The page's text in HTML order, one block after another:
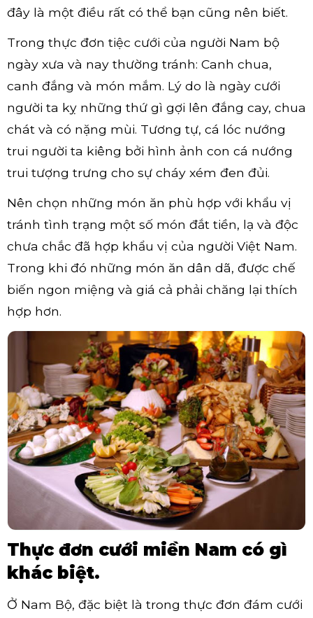
đây là một điều rất có thể bạn cũng nên biết.
Trong thực đơn tiệc cưới của người Nam bộ
ngày xưa và nay thường tránh: Canh chua,
canh đắng và món mắm. Lý do là ngày cưới
người ta kỵ những thứ gì gợi lên đắng cay, chua
chát và có nặng mùi. Tương tự, cá lóc nướng
trui người ta kiêng bởi hình ảnh con cá nướng
trui tượng trưng cho sự cháy xém đen đủi.
Nên chọn những món ăn phù hợp với khẩu vị
tránh tình trạng một số món đắt tiền, lạ và độc
chưa chắc đã hợp khẩu vị của người Việt Nam.
Trong khi đó những món ăn dân dã, được chế
biến ngon miệng và giá cả phải chăng lại thích
hợp hơn.
Thực đơn cưới miền Nam có gì
khác biệt.
Ở Nam Bộ, đặc biệt là trong thực đơn đám cưới